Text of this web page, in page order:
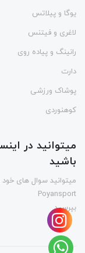
یوگا و پیلاتس
لاغری و فیتنس
رانینگ و پیاده روی
دارت
پوشاک ورزشی
کوهنوردی
میتوانید در
باشید
میتوانید سوال های خود
Poyansport
بپرسید